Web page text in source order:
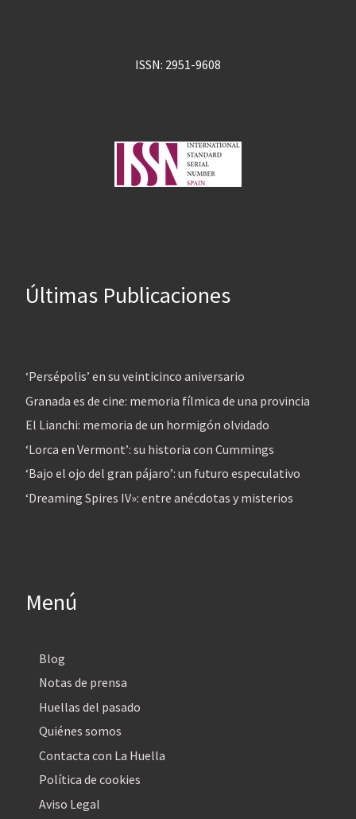
ISSN: 2951-9608
Últimas Publicaciones
‘Persépolis’ en su veinticinco aniversario
Granada es de cine: memoria fílmica de una provincia
El Lianchi: memoria de un hormigón olvidado
‘Lorca en Vermont’: su historia con Cummings
‘Bajo el ojo del gran pájaro’: un futuro especulativo
‘Dreaming Spires IV»: entre anécdotas y misterios
Menú
Blog
Notas de prensa
Huellas del pasado
Quiénes somos
Contacta con La Huella
Política de cookies
Aviso Legal